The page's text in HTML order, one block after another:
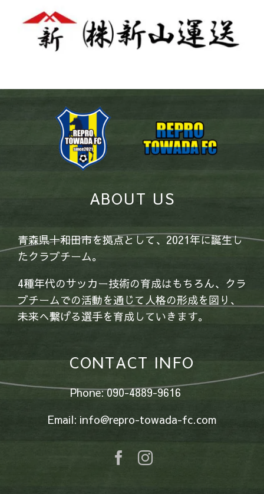
ABOUT US
青森県十和田市を拠点として、2021年に誕生し
たクラブチーム。
4種年代のサッカー技術の育成はもちろん、クラ
ブチームでの活動を通じて人格の形成を図り、
未来へ繋げる選手を育成していきます。
CONTACT INFO
Phone: 090-4889-9616
Email: info@repro-towada-fc.com